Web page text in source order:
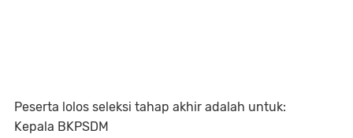
Peserta lolos seleksi tahap akhir adalah untuk:
Kepala BKPSDM